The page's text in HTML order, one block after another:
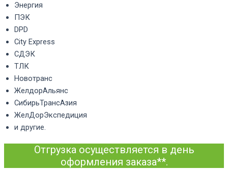
Энергия
ПЭК
DPD
City Express
СДЭК
ТЛК
Новотранс
ЖелдорАльянс
СибирьТрансАзия
ЖелДорЭкспедиция
и другие.
Отгрузка осуществляется в день
оформления заказа**.